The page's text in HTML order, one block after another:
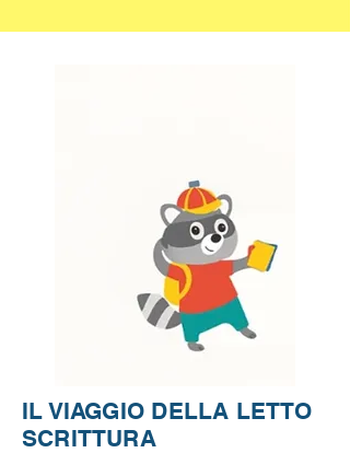
IL VIAGGIO DELLA LETTO
SCRITTURA